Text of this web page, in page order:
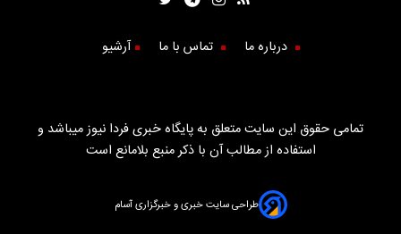
درباره ما تماس با ما آرشیو
تمامی حقوق این سایت متعلق به پایگاه خبری فردا نیوز میباشد و
استفاده از مطالب آن با ذکر منبع بلامانع است
طراحی سایت خبری و خبرگزاری آسام